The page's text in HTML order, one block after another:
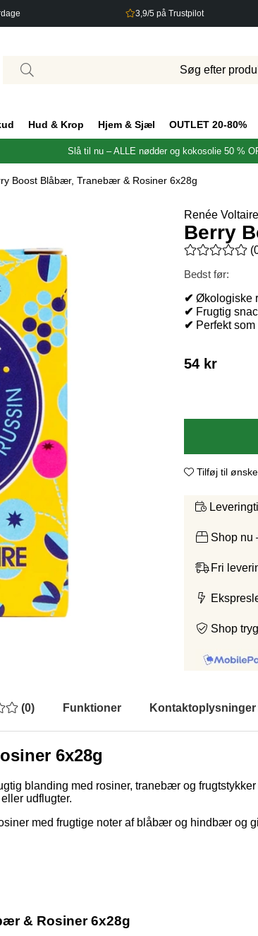
3,9/5 på Trustpilot
Hud & Krop Hjem & Sjæl OUTLET 20-80%
Slå til nu – ALLE nødder og kokosolie 50 %
Boost Blåbær, Tranebær & Rosiner 6x28g
Renée Voltaire
Berry
Gennemsnitlig
(
Bedst før:
✔ Økologiske
✔ Frugtig
✔ Perfekt
54 kr
Tilføj til
Shop nu
Fri
Shop
(0) Funktioner Kontaktoplysninger
6x28g
blanding med rosiner, tranebær og
udflugter.
med frugtige noter af blåbær og hindbær og
& Rosiner 6x28g